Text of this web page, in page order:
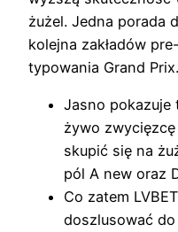
żużel. Jedna porada
kolejna zakładów
typowania Grand Prix.
Jasno pokazuje
żywo
skupić się na
pól A new oraz
Co zatem
doszlusować do